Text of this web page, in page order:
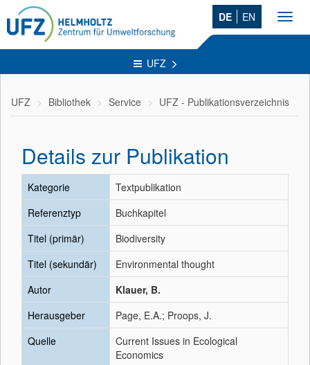
DE EN
UFZ
UFZ Bibliothek Service UFZ - Publikationsverzeichnis
Details zur Publikation
Kategorie
Textpublikation
Referenztyp
Buchkapitel
Titel (primär)
Biodiversity
Titel (sekundär)
Environmental thought
Autor
Klauer, B.
Herausgeber
Page, E.A.; Proops, J.
Quelle
Current Issues in Ecological
Economics